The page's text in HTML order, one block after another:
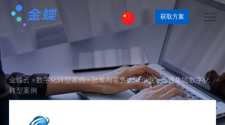
获取方案
金蝶云>数字化转型案例>批发与零售大型企业>远通集团数字化
转型案例